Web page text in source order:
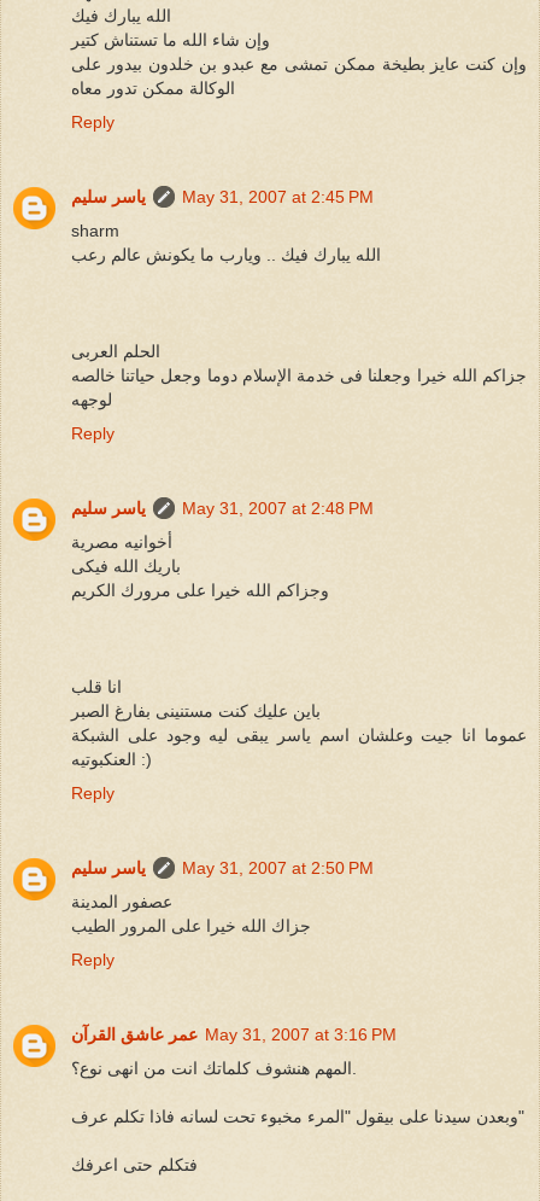
الله يبارك فيك
وإن شاء الله ما تستناش كتير
وإن كنت عايز بطيخة ممكن تمشى مع عبدو بن خلدون بيدور على
الوكالة ممكن تدور معاه
Reply
ياسر سليم
May 31, 2007 at 2:45 PM
sharm
الله يبارك فيك .. ويارب ما يكونش عالم رعب
الحلم العربى
جزاكم الله خيرا وجعلنا فى خدمة الإسلام دوما وجعل حياتنا خالصه
لوجهه
Reply
ياسر سليم
May 31, 2007 at 2:48 PM
أخوانيه مصرية
باريك الله فيكى
وجزاكم الله خيرا على مرورك الكريم
انا قلب
باين عليك كنت مستنينى بفارغ الصبر
عموما انا جيت وعلشان اسم ياسر يبقى ليه وجود على الشبكة
العنكبوتيه :)
Reply
ياسر سليم
May 31, 2007 at 2:50 PM
عصفور المدينة
جزاك الله خيرا على المرور الطيب
Reply
عمر عاشق القرآن May 31, 2007 at 3:16 PM
وبعدن سيدنا على بيقول "المرء مخبوء تحت لسانه فاذا تكلم عرف"
فتكلم حتى اعرفك